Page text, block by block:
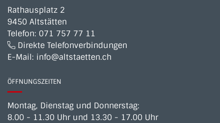
Rathausplatz 2
9450 Altstätten
Telefon: 071 757 77 11
Direkte Telefonverbindungen
E-Mail: info@altstaetten.ch
ÖFFNUNGSZEITEN
Montag, Dienstag und Donnerstag:
8.00 - 11.30 Uhr und 13.30 - 17.00 Uhr